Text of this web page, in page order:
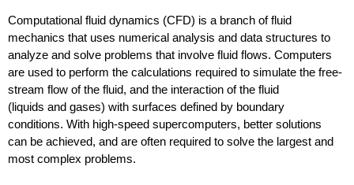
Computational fluid dynamics (CFD) is a branch of fluid
mechanics that uses numerical analysis and data structures to
analyze and solve problems that involve fluid flows. Computers
are used to perform the calculations required to simulate the free-
stream flow of the fluid, and the interaction of the fluid
(liquids and gases) with surfaces defined by boundary
conditions. With high-speed supercomputers, better solutions
can be achieved, and are often required to solve the largest and
most complex problems.